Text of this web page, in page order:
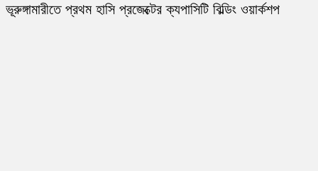
ভূরুঙ্গামারীতে প্রথম হাসি প্রজেক্টের ক্যপাসিটি বিল্ডিং ওয়ার্কশপ